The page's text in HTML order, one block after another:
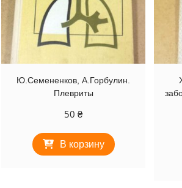
Ю.Семененков, А.Горбулин.
Плевриты
50 ₴
В корзину